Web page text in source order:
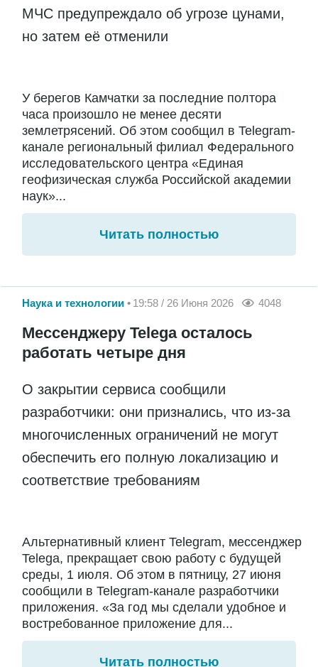
МЧС предупреждало об угрозе цунами,
но затем её отменили
У берегов Камчатки за последние полтора
часа произошло не менее десяти
землетрясений. Об этом сообщил в Telegram-
канале региональный филиал Федерального
исследовательского центра «Единая
геофизическая служба Российской академии
наук»...
Читать полностью
Наука и технологии 19:58 / 26 Июня 2026 4048
Мессенджеру Telega осталось
работать четыре дня
О закрытии сервиса сообщили
разработчики: они признались, что из-за
многочисленных ограничений не могут
обеспечить его полную локализацию и
соответствие требованиям
Альтернативный клиент Telegram, мессенджер
Telega, прекращает свою работу с будущей
среды, 1 июля. Об этом в пятницу, 27 июня
сообщили в Telegram-канале разработчики
приложения. «За год мы сделали удобное и
востребованное приложение для...
Читать полностью